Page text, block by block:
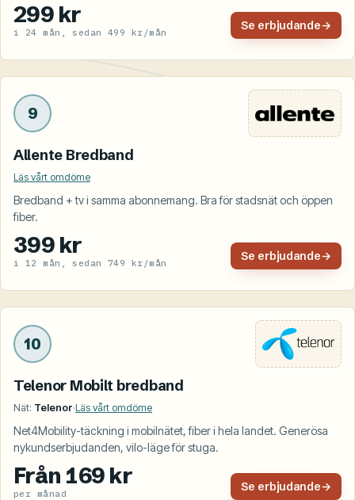
299 kr
i 24 mån, sedan 499 kr/mån Se erbjudande→
9
Allente Bredband
Läs vårt omdöme
Bredband + tv i samma abonnemang. Bra för stadsnät och öppen
fiber.
399 kr
i 12 mån, sedan 749 kr/mån Se erbjudande→
10
Telenor Mobilt bredband
Nät: Telenor·Läs vårt omdöme
Net4Mobility-täckning i mobilnätet, fiber i hela landet. Generösa
nykundserbjudanden, vilo-läge för stuga.
Från 169 kr
per månad Se erbjudande→